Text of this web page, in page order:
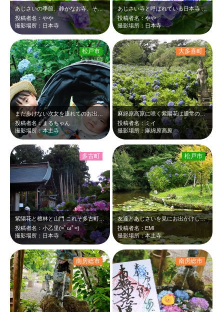
あじさいの季節、静かなお寺、そのままずっと見てもやはり心が癒される
投稿者名：やや
撮影場所：日本寺
あじさい寺と呼ばれている日本寺 ブルーっぽく紫色のあじさいが満開
投稿者名：やや
撮影場所：日本寺
投稿者名：まるちゃん
撮影場所：本土寺
松戸市
麻綿原高原に咲く紫陽花は通常のアジサイより少し遅れて7月中旬頃が見頃！ 辿り…
投稿者名：ミイ
撮影場所：麻綿原高原
大多喜町
紫陽花と檀林と山門 これぞ多古町日本寺
投稿者名：小乙里(=ﾟωﾟ=)
撮影場所：日本寺
多古町
友達とあじさいを見にお出かけしました！すぐ近くだけど旅行気分で雰囲気のいい場所…
投稿者名：EMI
撮影場所：本土寺
松戸市
南房総市 南房総市